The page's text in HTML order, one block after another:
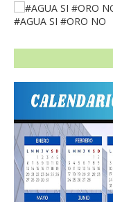
#AGUA SI #ORO NO